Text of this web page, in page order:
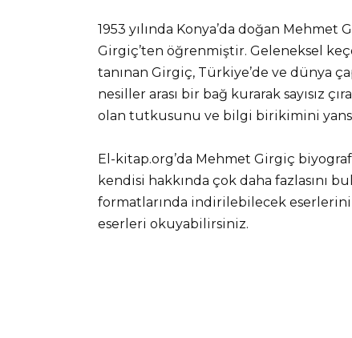
1953 yılında Konya’da doğan
Girgiç’ten öğrenmiştir. Geleneksel
tanınan Girgiç, Türkiye’de ve dünya
nesiller arası bir bağ kurarak sayısız
olan tutkusunu ve bilgi birikimini
El-kitap.org’da Mehmet Girgiç
kendisi hakkında çok daha fazlasını
formatlarında indirilebilecek
eserleri okuyabilirsiniz.